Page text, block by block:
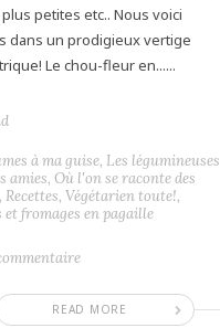
petites etc.. Nous voici
dans un prodigieux vertige
Le chou-fleur en......
READ MORE
à ma guise, Les légumineuses
amies, Où l'on se raconte des
, Recettes, Végétarien toute!,
et fromages en pagaille